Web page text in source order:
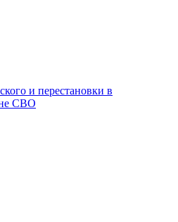
и перестановки в
СВО